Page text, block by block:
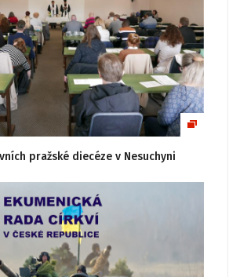
pražské diecéze v Nesuchyni